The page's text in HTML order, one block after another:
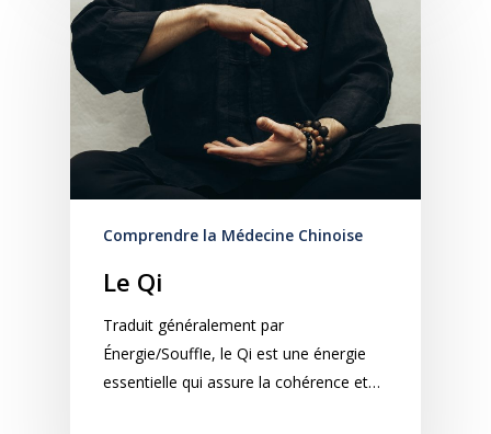
Comprendre la Médecine Chinoise
Le Qi
Traduit généralement par
Énergie/SouffIe, le Qi est une énergie
essentielle qui assure la cohérence et…